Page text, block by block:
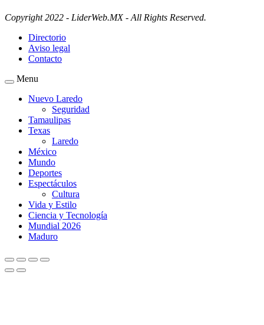
Copyright 2022 - LiderWeb.MX - All Rights Reserved.
Directorio
Aviso legal
Contacto
Menu
Nuevo Laredo
Seguridad
Tamaulipas
Texas
Laredo
México
Mundo
Deportes
Espectáculos
Cultura
Vida y Estilo
Ciencia y Tecnología
Mundial 2026
Maduro